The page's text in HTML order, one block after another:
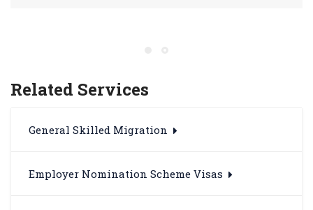
Related Services
General Skilled Migration
Employer Nomination Scheme Visas